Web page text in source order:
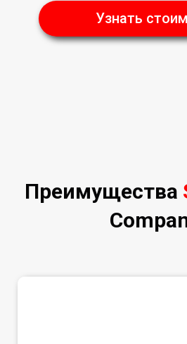
Узнать
Преимущества